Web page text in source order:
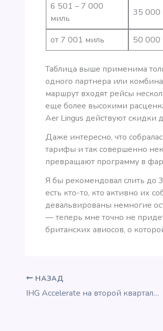
6 501 – 7 000
миль
35 000
от 7 001 миль 50 000
Таблица выше применима
одного партнера или
маршрут входят рейсы
еще более высокими
Aer Lingus действуют скидки
Даже интересно, что
тарифы и так совершенно
превращают программу в
Я бы рекомендовал слить до
есть кто-то, кто активно их
девальвированы немногие
— теперь мне точно не
британских авиосов, о
НАЗАД
IHG Accelerate на второй квартал 2019 года